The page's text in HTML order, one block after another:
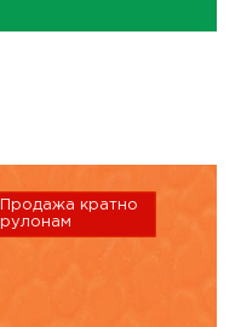
Продажа кратно
рулонам